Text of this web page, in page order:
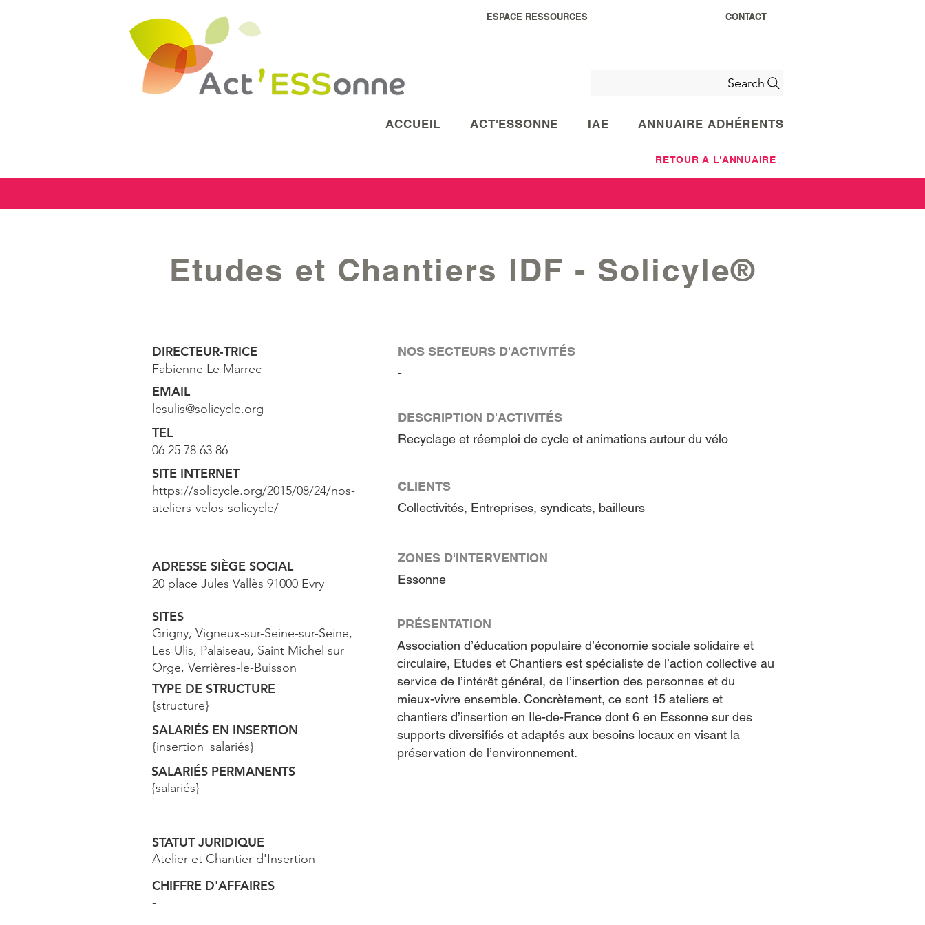
ESPACE RESSOURCES CONTACT
Search
ACCUEIL ACT'ESSONNE IAE ANNUAIRE ADHÉRENTS
RETOUR A L'ANNUAIRE
Etudes et Chantiers IDF - Solicyle®
DIRECTEUR-TRICE
Fabienne Le Marrec
EMAIL
lesulis@solicycle.org
TEL
06 25 78 63 86
SITE INTERNET
https://solicycle.org/2015/08/24/nos-
ateliers-velos-solicycle/
ADRESSE SIÈGE SOCIAL
20 place Jules Vallès 91000 Evry
SITES
Grigny, Vigneux-sur-Seine-sur-Seine,
Les Ulis, Palaiseau, Saint Michel sur
Orge, Verrières-le-Buisson
TYPE DE STRUCTURE
{structure}
SALARIÉS EN INSERTION
{insertion_salariés}
SALARIÉS PERMANENTS
{salariés}
STATUT JURIDIQUE
Atelier et Chantier d'Insertion
CHIFFRE D'AFFAIRES
-
NOS SECTEURS D'ACTIVITÉS
-
DESCRIPTION D'ACTIVITÉS
Recyclage et réemploi de cycle et animations autour du vélo
CLIENTS
Collectivités, Entreprises, syndicats, bailleurs
ZONES D'INTERVENTION
Essonne
PRÉSENTATION
Association d’éducation populaire d’économie sociale solidaire et
circulaire, Etudes et Chantiers est spécialiste de l’action collective au
service de l’intérêt général, de l’insertion des personnes et du
mieux-vivre ensemble. Concrètement, ce sont 15 ateliers et
chantiers d’insertion en Ile-de-France dont 6 en Essonne sur des
supports diversifiés et adaptés aux besoins locaux en visant la
préservation de l’environnement.